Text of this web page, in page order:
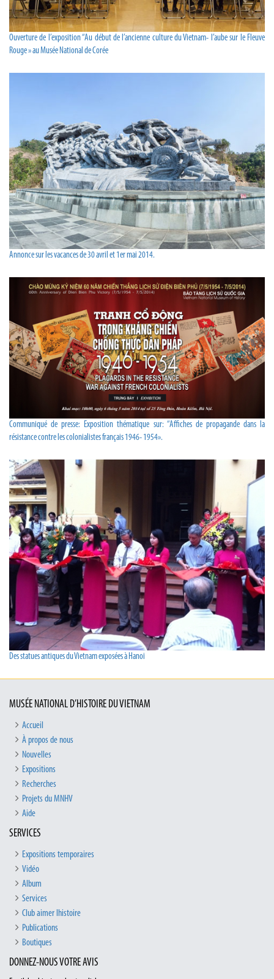
Ouverture de l’exposition “Au début de l’ancienne culture du Vietnam- l’aube sur le Fleuve
Rouge » au Musée National de Corée
Annonce sur les vacances de 30 avril et 1er mai 2014.
Communiqué de presse: Exposition thématique sur: “Affiches de propagande dans la
résistance contre les colonialistes français 1946- 1954».
Des statues antiques du Vietnam exposées à Hanoi
MUSÉE NATIONAL D’HISTOIRE DU VIETNAM
Accueil
À propos de nous
Nouvelles
Expositions
Recherches
Projets du MNHV
Aide
SERVICES
Expositions temporaires
Vidéo
Album
Services
Club aimer lhistoire
Publications
Boutiques
DONNEZ-NOUS VOTRE AVIS